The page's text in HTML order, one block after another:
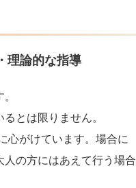
理論的な指導
とは限りません。
心がけています。場合に
の方にはあえて行う場合